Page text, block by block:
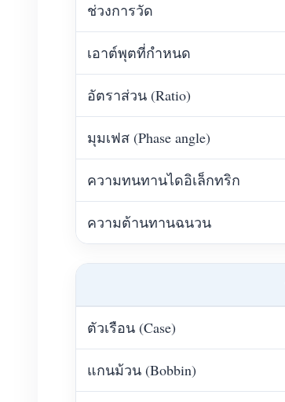
ช่วงการวัด
เอาต์พุตที่กำหนด
อัตราส่วน (Ratio)
มุมเฟส (Phase angle)
ความทนทานไดอิเล็กทริก
ความต้านทานฉนวน
ตัวเรือน (Case)
แกนม้วน (Bobbin)